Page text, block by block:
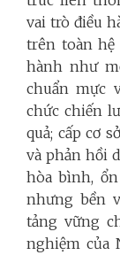
vai trò điều
trên toàn hệ
hành như
chuẩn mực
chức chiến
quả; cấp cơ
và phản hồi
hòa bình,
nhưng bền
tảng vững
nghiệm của